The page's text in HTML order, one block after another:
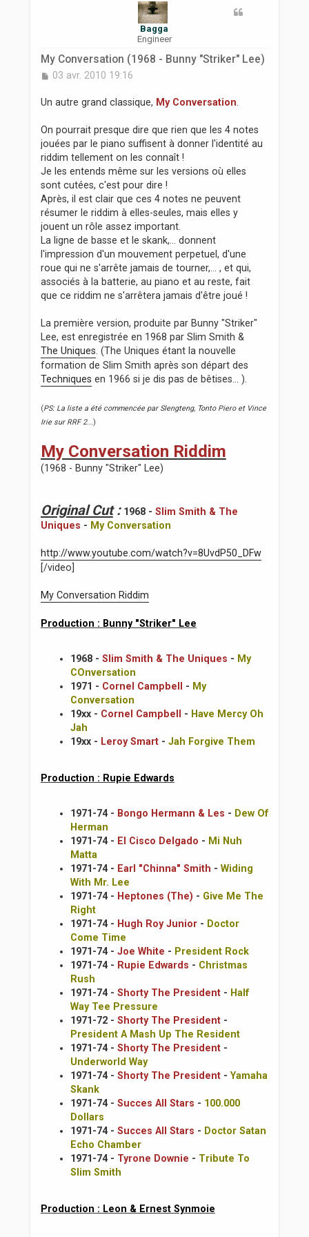
Bagga
Engineer
My Conversation (1968 - Bunny "Striker" Lee)
M
s
g
e
03 avr. 2010 19:16
Un autre grand classique, My Conversation
On pourrait presque dire que rien que les 4 notes
jouées par le piano suffisent à donner l'identité au
riddim tellement on les connaît !
Je les entends même sur les versions où elles
sont cutées, c'est pour dire !
Après, il est clair que ces 4 notes ne peuvent
résumer le riddim à elles-seules, mais elles y
jouent un rôle assez important.
La ligne de basse et le skank,... donnent
l'impression d'un mouvement perpetuel, d'une
roue qui ne s'arrête jamais de tourner,... , et qui,
associés à la batterie, au piano et au reste, fait
que ce riddim ne s'arrêtera jamais d'être joué !
La première version, produite par Bunny "Striker"
Lee, est enregistrée en 1968 par Slim Smith &
The Uniques . (The Uniques étant la nouvelle
formation de Slim Smith après son départ des
Techniques en 1966 si je dis pas de bêtises... ).
(PS: La liste a été commencée par Slengteng, Tonto Piero et Vince
Irie sur RRF 2...)
My Conversation Riddim
(1968 - Bunny "Striker" Lee)
Original Cut: 1968 - Slim Smith & The
Uniques - My Conversation
http://www.youtube.com/watch?v=8UvdP50_DFw
[/video]
My Conversation Riddim
Production : Bunny "Striker" Lee
1968 - Slim Smith & The Uniques - My
COnversation
1971 - Cornel Campbell - My
Conversation
19xx - Cornel Campbell - Have Mercy Oh
Jah
19xx - Leroy Smart- Jah Forgive Them
Production : Rupie Edwards
1971-74 - Bongo Hermann & Les - Dew Of
Herman
1971-74 - El Cisco Delgado - Mi Nuh
Matta
1971-74 - Earl "Chinna" Smith - Widing
With Mr. Lee
1971-74 - Heptones (The) - Give Me The
Right
1971-74 - Hugh Roy Junior- Doctor
Come Time
1971-74 - Joe White - President Rock
1971-74 - Rupie Edwards - Christmas
Rush
1971-74 - Shorty The President- Half
Way Tee Pressure
1971-72 - Shorty The President-
President A Mash Up The Resident
1971-74 - Shorty The President-
Underworld Way
1971-74 - Shorty The President-Yamaha
Skank
1971-74 - Succes All Stars - 100.000
Dollars
1971-74 - Succes All Stars - Doctor Satan
Echo Chamber
1971-74 - Tyrone Downie - Tribute To
Slim Smith
Production : Leon & Ernest Synmoie